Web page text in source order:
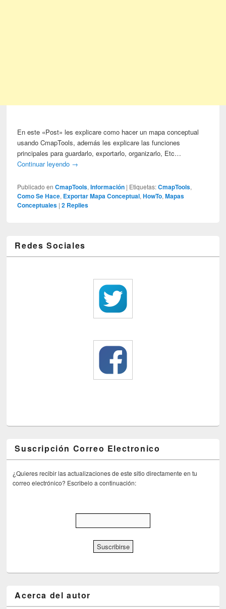
En este «Post» les explicare como hacer un mapa conceptual
usando CmapTools, además les explicare las funciones
principales para guardarlo, exportarlo, organizarlo, Etc…
Continuar leyendo →
Publicado en CmapTools,Información | Etiquetas: CmapTools,
Como Se Hace, Exportar Mapa Conceptual,HowTo,Mapas
Conceptuales |2 Replies
Redes Sociales
Suscripción Correo Electronico
¿Quieres recibir las actualizaciones de este sitio directamente en tu
correo electrónico? Escribelo a continuación:
Acerca del autor